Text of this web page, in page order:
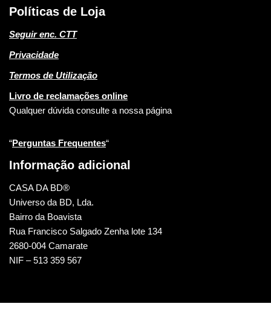
Políticas de Loja
Seguir enc. CTT
Privacidade
Termos de Utilização
Livro de reclamações online
Qualquer dúvida consulte a nossa página
“Perguntas Frequentes“
Informação adicional
CASA DA BD®
Universo da BD, Lda.
Bairro da Boavista
Rua Francisco Salgado Zenha lote 134
2680-004 Camarate
NIF – 513 359 567